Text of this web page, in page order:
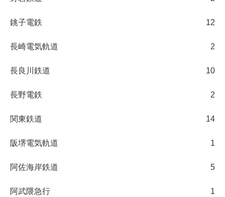
銚子電鉄 12
長崎電気軌道 2
長良川鉄道 10
長野電鉄 2
関東鉄道 14
阪堺電気軌道 1
阿佐海岸鉄道 5
阿武隈急行 1